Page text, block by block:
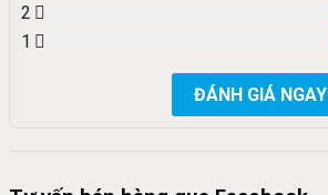
2
1
ĐÁNH GIÁ NGAY